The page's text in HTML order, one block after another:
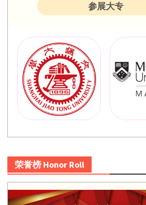
参展大专
荣誉榜 Honor Roll